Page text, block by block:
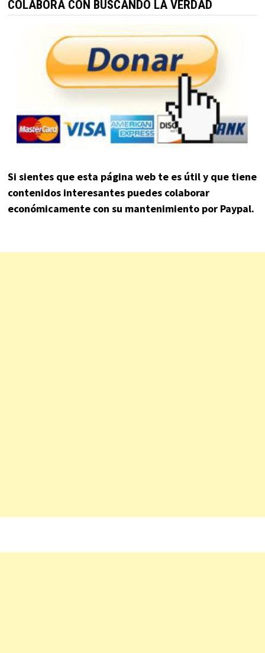
COLABORA CON BUSCANDO LA VERDAD
Si sientes que esta página web te es útil y que tiene
contenidos interesantes puedes colaborar
económicamente con su mantenimiento por Paypal.